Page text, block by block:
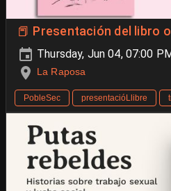
📕 Presentación del libro
Thursday, Jun 04, 07:00
La Raposa
PobleSec presentacióLlibre